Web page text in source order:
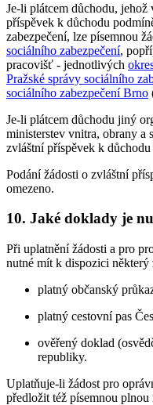
Je-li plátcem důchodu,
příspěvek k důchodu
zabezpečení, lze písemnou
sociálního zabezpečení,
pracovišť - jednotlivých
Pražské správy sociálního
sociálního zabezpečení Brno
Je-li plátcem důchodu jiný
ministerstev vnitra, obrany a
zvláštní příspěvek k
Podání žádosti o zvláštní
omezeno.
10. Jaké doklady je
Při uplatnění žádosti a pro
nutné mít k dispozici některý
platný občanský
platný cestovní pas
ověřený doklad
republiky.
Uplatňuje-li žádost pro
předložit též písemnou plnou